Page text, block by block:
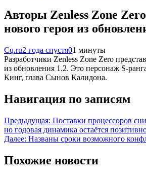
Авторы Zenless Zone
нового героя из
Cq.ru2 года спустя01 минуты
Разработчики Zenless Zone Zero
из обновления 1.2. Это персонаж S-
Кинг, глава Сынов Калидона.
Навигация по записям
Предыдущая: Поставки процессоров
но годовая динамика остаётся
Далее: Названы сроки возможного
Похожие новости